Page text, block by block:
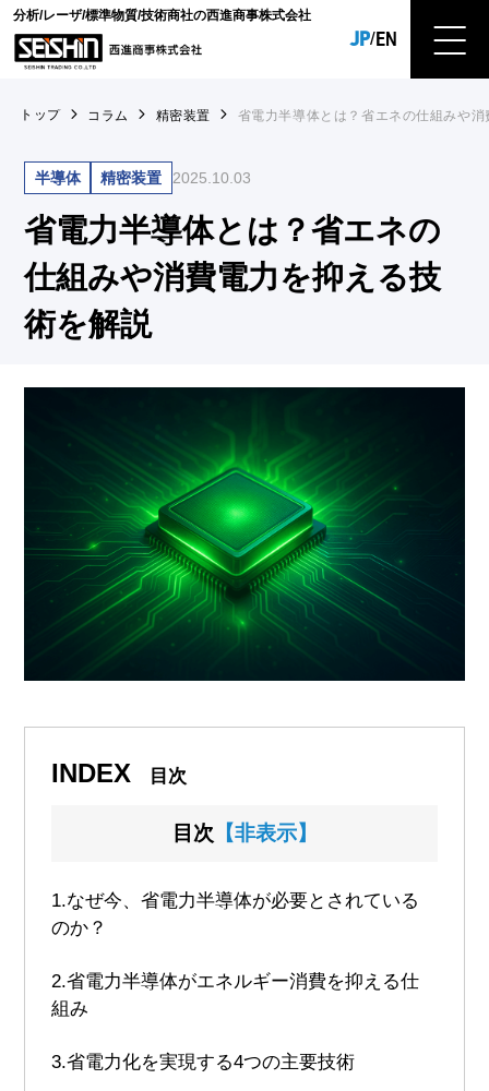
分析/レーザ/標準物質/技術商社の西進商事株式会社
JP/EN
トップ コラム 精密装置 省電力半導体とは？省エネの仕組みや
半導体 精密装置 2025.10.03
省電力半導体とは？省エネの
仕組みや消費電力を抑える技
術を解説
INDEX 目次
目次 【非表示】
1.なぜ今、省電力半導体が必要とされている
のか？
2.省電力半導体がエネルギー消費を抑える仕
組み
3.省電力化を実現する4つの主要技術